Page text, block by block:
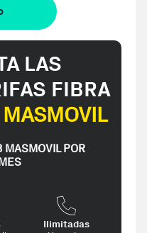
LAS
FIBRA
MASMOVIL
POR
Ilimitadas